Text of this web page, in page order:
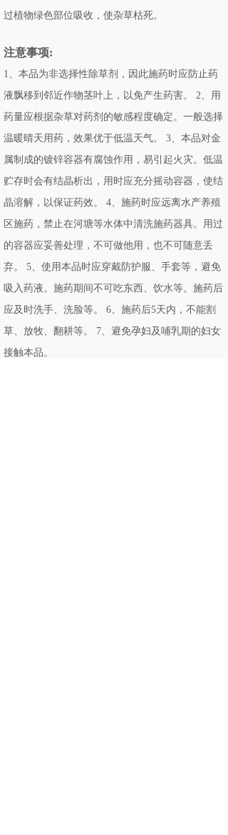
过植物绿色部位吸收，使杂草枯死。
注意事项:
1、本品为非选择性除草剂，因此施药时应防止药
液飘移到邻近作物茎叶上，以免产生药害。 2、用
药量应根据杂草对药剂的敏感程度确定。一般选择
温暖晴天用药，效果优于低温天气。 3、本品对金
属制成的镀锌容器有腐蚀作用，易引起火灾。低温
贮存时会有结晶析出，用时应充分摇动容器，使结
晶溶解，以保证药效。 4、施药时应远离水产养殖
区施药，禁止在河塘等水体中清洗施药器具。用过
的容器应妥善处理，不可做他用，也不可随意丢
弃。 5、使用本品时应穿戴防护服、手套等，避免
吸入药液。施药期间不可吃东西、饮水等。施药后
应及时洗手、洗脸等。 6、施药后5天内，不能割
草、放牧、翻耕等。 7、避免孕妇及哺乳期的妇女
接触本品。